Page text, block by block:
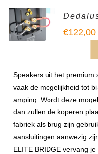
€122,00
Speakers uit het premium
vaak de mogelijkheid tot
amping. Wordt deze
dan zullen de koperen
fabriek als brug zijn
aansluitingen aanwezig
ELITE BRIDGE vervang